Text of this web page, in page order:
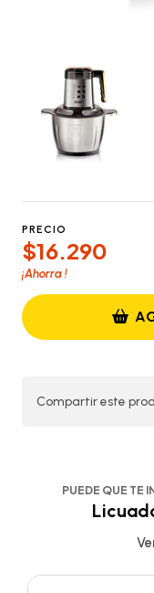
PRECIO
$16.290
¡Ahorra!
Compartir este
PUEDE QUE TE